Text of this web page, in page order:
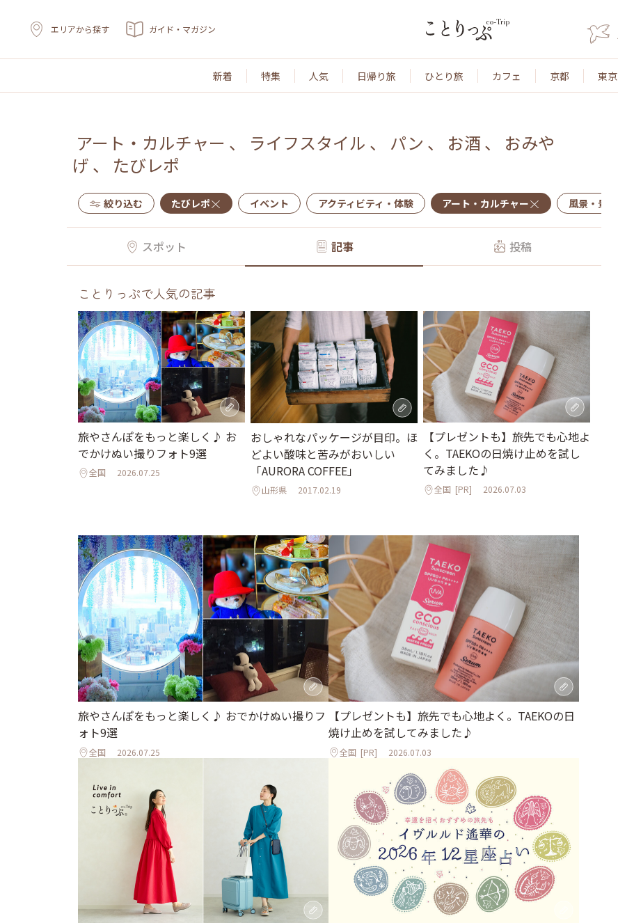
エリアから探す ガイド・マガジン
新着 特集 人気 日帰り旅 ひとり旅 カフェ 京都 東京
アート・カルチャー 、 ライフスタイル 、 パン 、 お酒 、 おみや
げ 、 たびレポ
絞り込む たびレポ イベント アクティビティ・体験 アート・カルチャー 風景・景色
スポット 記事 投稿
ことりっぷで人気の記事
旅やさんぽをもっと楽しく♪ お
でかけぬい撮りフォト9選
全国 2026.07.25
おしゃれなパッケージが目印。ほ
どよい酸味と苦みがおいしい
「AURORA COFFEE」
山形県 2017.02.19
【プレゼントも】旅先でも心地よ
く。TAEKOの日焼け止めを試し
てみました♪
全国 [PR] 2026.07.03
旅やさんぽをもっと楽しく♪ おでかけぬい撮りフ
ォト9選
全国 2026.07.25
【プレゼントも】旅先でも心地よく。TAEKOの日
焼け止めを試してみました♪
全国 [PR] 2026.07.03